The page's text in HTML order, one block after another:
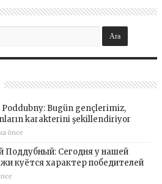
Poddubny: Bugün gençlerimiz,
karakterini şekillendiriyor
önce
Поддубный: Сегодня у нашей
куётся характер победителей